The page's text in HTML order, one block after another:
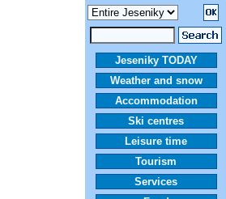
Jeseniky TODAY
Weather and snow
Accommodation
Ski centres
Leisure time
Tourism
Services